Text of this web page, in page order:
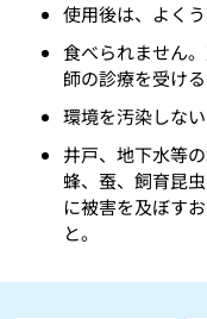
使用後は、よく
食べられません
師の診療を受ける
環境を汚染しな
井戸、地下水等
蜂、蚕、飼育昆
に被害を及ぼす
と。